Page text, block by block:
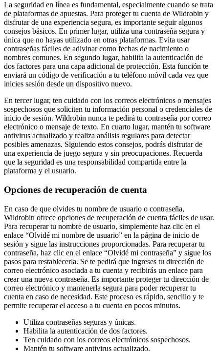
La seguridad en línea es fundamental, especialmente cuando se trata
de plataformas de apuestas. Para proteger tu cuenta de Wildrobin y
disfrutar de una experiencia segura, es importante seguir algunos
consejos básicos. En primer lugar, utiliza una contraseña segura y
única que no hayas utilizado en otras plataformas. Evita usar
contraseñas fáciles de adivinar como fechas de nacimiento o
nombres comunes. En segundo lugar, habilita la autenticación de
dos factores para una capa adicional de protección. Esta función te
enviará un código de verificación a tu teléfono móvil cada vez que
inicies sesión desde un dispositivo nuevo.
En tercer lugar, ten cuidado con los correos electrónicos o mensajes
sospechosos que soliciten tu información personal o credenciales de
inicio de sesión. Wildrobin nunca te pedirá tu contraseña por correo
electrónico o mensaje de texto. En cuarto lugar, mantén tu software
antivirus actualizado y realiza análisis regulares para detectar
posibles amenazas. Siguiendo estos consejos, podrás disfrutar de
una experiencia de juego segura y sin preocupaciones. Recuerda
que la seguridad es una responsabilidad compartida entre la
plataforma y el usuario.
Opciones de recuperación de cuenta
En caso de que olvides tu nombre de usuario o contraseña,
Wildrobin ofrece opciones de recuperación de cuenta fáciles de usar.
Para recuperar tu nombre de usuario, simplemente haz clic en el
enlace “Olvidé mi nombre de usuario” en la página de inicio de
sesión y sigue las instrucciones proporcionadas. Para recuperar tu
contraseña, haz clic en el enlace “Olvidé mi contraseña” y sigue los
pasos para restablecerla. Se te pedirá que ingreses tu dirección de
correo electrónico asociada a tu cuenta y recibirás un enlace para
crear una nueva contraseña. Es importante proteger tu dirección de
correo electrónico y mantenerla segura para poder recuperar tu
cuenta en caso de necesidad. Este proceso es rápido, sencillo y te
permite recuperar el acceso a tu cuenta en pocos minutos.
Utiliza contraseñas seguras y únicas.
Habilita la autenticación de dos factores.
Ten cuidado con los correos electrónicos sospechosos.
Mantén tu software antivirus actualizado.